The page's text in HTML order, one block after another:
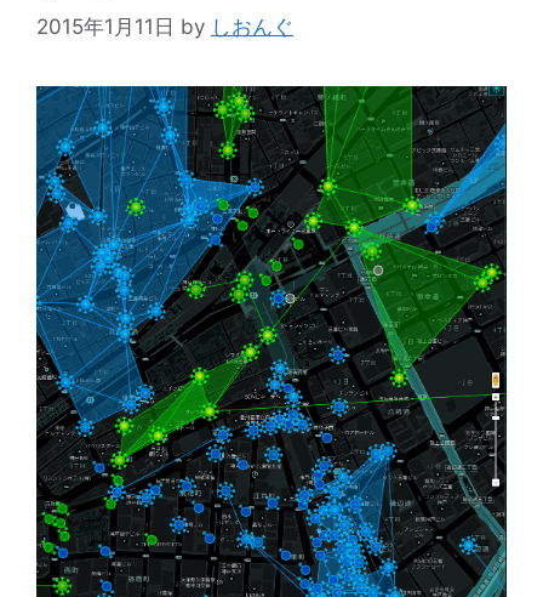
2015年1月11日 by しおんぐ